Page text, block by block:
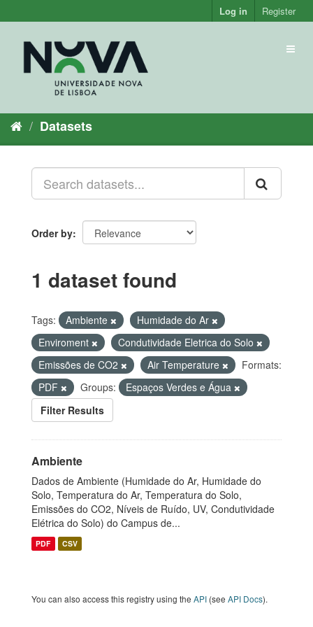
to
Log in Register
Datasets
Order by
1 dataset found
Tags: Ambiente
Humidade do Ar
Enviroment
Condutividade Eletrica do Solo
Emissões de CO2
Air Temperature
Formats:
PDF
Groups:
Espaços Verdes e Água
Filter Results
Ambiente
Dados de Ambiente (Humidade do Ar, Humidade do
Solo, Temperatura do Ar, Temperatura do Solo,
Emissões do CO2, Níveis de Ruído, UV, Condutividade
Elétrica do Solo) do Campus de...
PDF CSV
You can also access this registry using the API (see API Docs).